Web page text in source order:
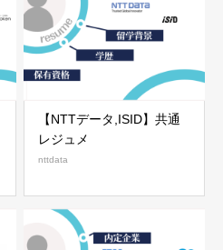
【NTTデータ,ISID】共通
レジュメ
nttdata